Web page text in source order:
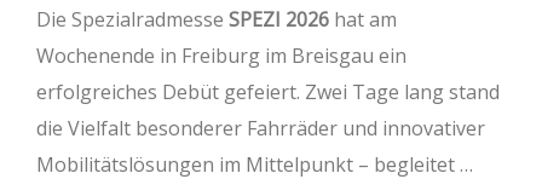
Die Spezialradmesse SPEZI 2026 hat am
Wochenende in Freiburg im Breisgau ein
erfolgreiches Debüt gefeiert. Zwei Tage lang stand
die Vielfalt besonderer Fahrräder und innovativer
Mobilitätslösungen im Mittelpunkt – begleitet …